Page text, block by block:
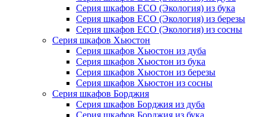
Серия шкафов ECO (Экология) из бука
Серия шкафов ECO (Экология) из березы
Серия шкафов ECO (Экология) из сосны
Серия шкафов Хьюстон
Серия шкафов Хьюстон из дуба
Серия шкафов Хьюстон из бука
Серия шкафов Хьюстон из березы
Серия шкафов Хьюстон из сосны
Серия шкафов Борджия
Серия шкафов Борджия из дуба
Серия шкафов Борджия из бука